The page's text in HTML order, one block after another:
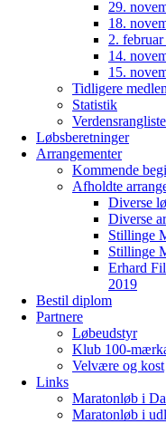
29.
18.
2.
14.
15.
Tidligere
Statistik
Løbsberetninger
Arrangementer
Kommende
Afholdte
Diverse
Diverse
Stillinge
Stillinge
Erhard
2019
Bestil diplom
Partnere
Løbeudstyr
Klub 100-
Velvære og kost
Links
Maratonløb i
Maratonløb i